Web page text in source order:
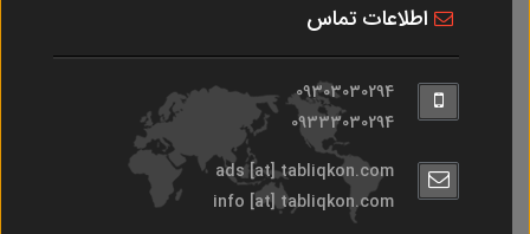
اطلاعات تماس
09303030294
09333030294
ads [at] tabliqkon.com
info [at] tabliqkon.com